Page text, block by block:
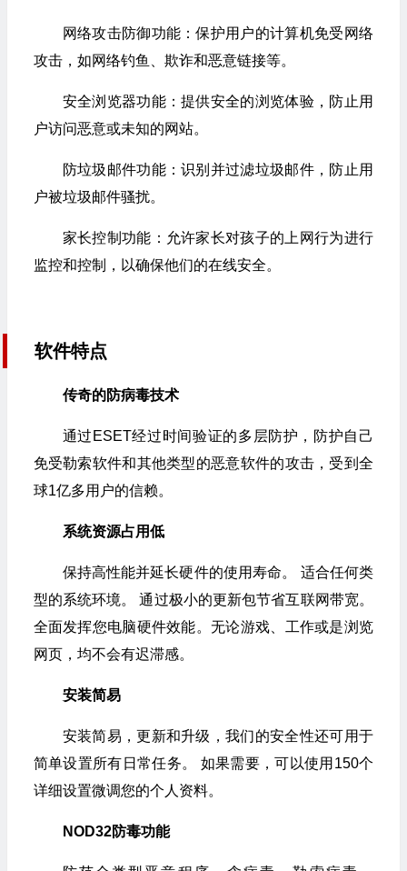
网络攻击防御功能：保护用户的计算机免受网络
攻击，如网络钓鱼、欺诈和恶意链接等。
安全浏览器功能：提供安全的浏览体验，防止用
户访问恶意或未知的网站。
防垃圾邮件功能：识别并过滤垃圾邮件，防止用
户被垃圾邮件骚扰。
家长控制功能：允许家长对孩子的上网行为进行
监控和控制，以确保他们的在线安全。
软件特点
传奇的防病毒技术
通过ESET经过时间验证的多层防护，防护自己
免受勒索软件和其他类型的恶意软件的攻击，受到全
球1亿多用户的信赖。
系统资源占用低
保持高性能并延长硬件的使用寿命。 适合任何类
型的系统环境。 通过极小的更新包节省互联网带宽。
全面发挥您电脑硬件效能。无论游戏、工作或是浏览
网页，均不会有迟滞感。
安装简易
安装简易，更新和升级，我们的安全性还可用于
简单设置所有日常任务。 如果需要，可以使用150个
详细设置微调您的个人资料。
NOD32防毒功能